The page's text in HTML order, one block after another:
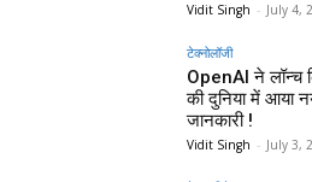
Vidit Singh - July 4,
टेक्नोलॉजी
OpenAI ने लॉन्च
की दुनिया में आया
जानकारी !
Vidit Singh - July 3,